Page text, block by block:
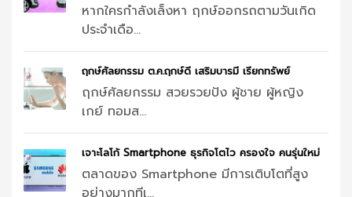
หากใครกำลังเล็งหา ฤกษ์ออกรถตามวันเกิด
ประจำเดือ...
ฤกษ์ศัลยกรรม ต.ค.ฤกษ์ดี เสริมบารมี เรียกทรัพย์
ฤกษ์ศัลยกรรม สวยรวยปัง ผู้ชาย ผู้หญิง
เกย์ ทอมส...
เจาะโลโก้ Smartphone ธุรกิจโตไว ครองใจ คนรุ่นใหม่
ตลาดของ Smartphone มีการเติบโตที่สูง
อย่างมากทีเ...